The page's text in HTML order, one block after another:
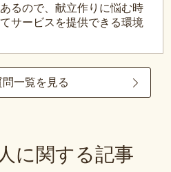
るので、献立作りに悩む時
サービスを提供できる環境
一覧を見る
に関する記事